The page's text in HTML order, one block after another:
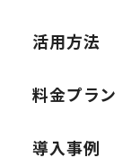
活用方法
料金プラン
導入事例